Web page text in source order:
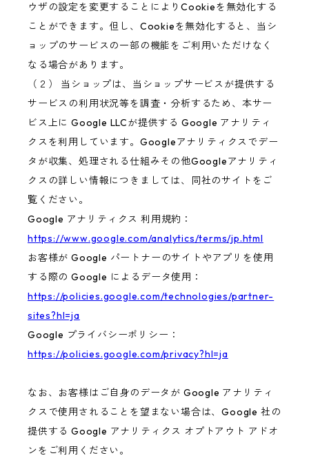
ウザの設定を変更することによりCookieを無効化する
ことができます。但し、Cookieを無効化すると、当シ
ョップのサービスの一部の機能をご利用いただけなく
なる場合があります。
（２） 当ショップは、当ショップサービスが提供する
サービスの利用状況等を調査・分析するため、本サー
ビス上に Google LLCが提供する Google アナリティ
クスを利用しています。Googleアナリティクスでデー
タが収集、処理される仕組みその他Googleアナリティ
クスの詳しい情報につきましては、同社のサイトをご
覧ください。
Google アナリティクス 利用規約：
https://www.google.com/analytics/terms/jp.html
お客様が Google パートナーのサイトやアプリを使用
する際の Google によるデータ使用：
https://policies.google.com/technologies/partner-
sites?hl=ja
Google プライバシーポリシー：
https://policies.google.com/privacy?hl=ja
なお、お客様はご自身のデータが Google アナリティ
クスで使用されることを望まない場合は、Google 社の
提供する Google アナリティクス オプトアウト アドオ
ンをご利用ください。